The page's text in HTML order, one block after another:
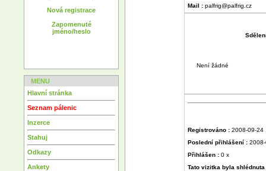
Nová registrace
Zapomenuté
jméno/heslo
MENU
Hlavní stránka
Seznam pálenic
Inzerce
Stahuj
Odkazy
Ankety
Mail : palfrig@palfrig.cz
Není žádné
Registrováno : 2008-09-24
Poslední přihlášení :
Přihlášen : 0 x
Tato vizitka byla